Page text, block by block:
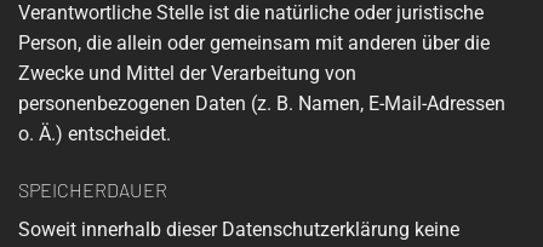
Verantwortliche Stelle ist die natürliche oder juristische
Person, die allein oder gemeinsam mit anderen über die
Zwecke und Mittel der Verarbeitung von
personenbezogenen Daten (z. B. Namen, E-Mail-Adressen
o. Ä.) entscheidet.
SPEICHERDAUER
Soweit innerhalb dieser Datenschutzerklärung keine